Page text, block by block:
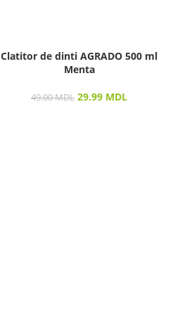
Clatitor de dinti AGRADO 500 ml
Menta
49.00MDL 29.99 MDL